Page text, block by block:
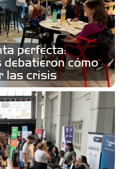
perfecta:
debatieron cómo
las crisis